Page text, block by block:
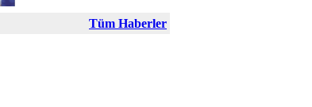
Tüm Haberler